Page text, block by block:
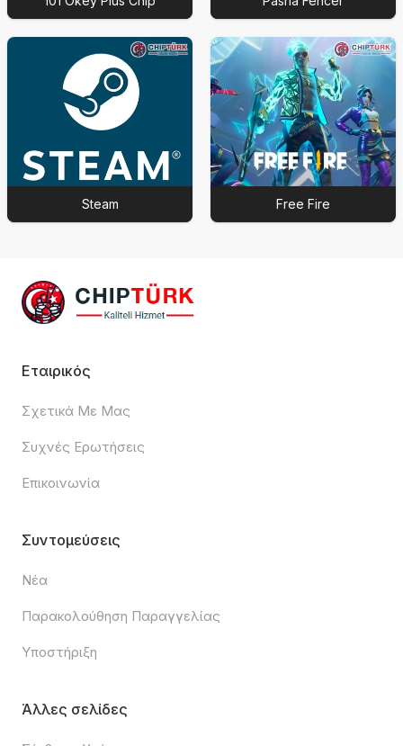
Steam Free Fire
Εταιρικός
Σχετικά Με Μας
Συχνές Ερωτήσεις
Επικοινωνία
Συντομεύσεις
Νέα
Παρακολούθηση Παραγγελίας
Υποστήριξη
Άλλες σελίδες